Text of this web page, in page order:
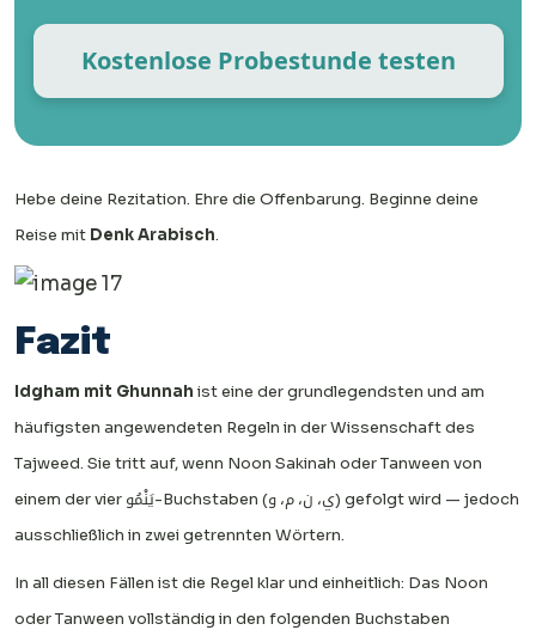
Kostenlose Probestunde testen
Hebe deine Rezitation. Ehre die Offenbarung. Beginne deine
Reise mit Denk Arabisch.
Fazit
Idgham mit Ghunnah ist eine der grundlegendsten und am
häufigsten angewendeten Regeln in der Wissenschaft des
Tajweed. Sie tritt auf, wenn Noon Sakinah oder Tanween von
einem der vier يَنْمُو-Buchstaben (ي، ن، م، و) gefolgt wird — jedoch
ausschließlich in zwei getrennten Wörtern.
In all diesen Fällen ist die Regel klar und einheitlich: Das Noon
oder Tanween vollständig in den folgenden Buchstaben